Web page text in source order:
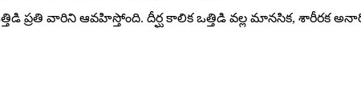
ప్రతి వారిని ఆవహిస్తోంది. దీర్ఘ కాలిక ఒత్తిడి వల్ల మానసిక, శారీరక